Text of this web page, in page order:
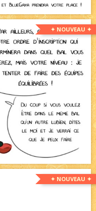
✦ NOUVEAU ✦
✦ NOUVEAU ✦